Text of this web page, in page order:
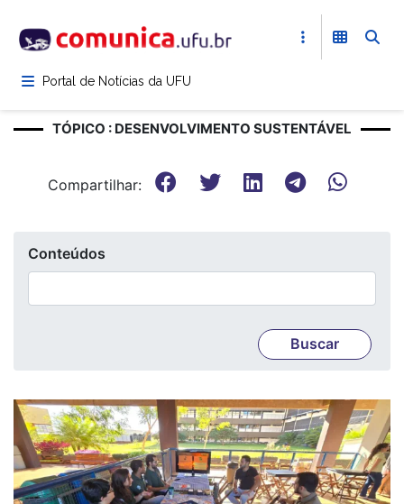
para
conteúdoPortal de Notícias da UFU
TÓPICO : DESENVOLVIMENTO SUSTENTÁVEL
Compartilhar:
Conteúdos